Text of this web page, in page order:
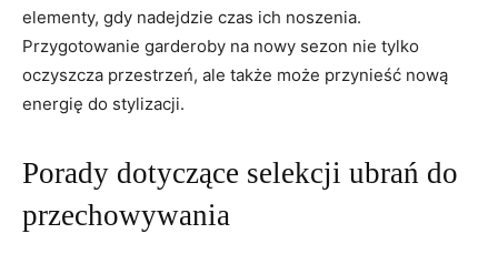
elementy, gdy nadejdzie czas‌ ich noszenia.
Przygotowanie garderoby na nowy sezon ⁢nie tylko
⁢oczyszcza ⁣przestrzeń, ale także może przynieść⁢ nową
energię ‌do stylizacji.
Porady dotyczące selekcji‍ ubrań do
przechowywania